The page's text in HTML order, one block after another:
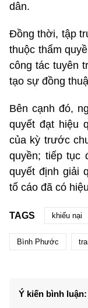
dân.
Đồng thời, tập
thuộc thẩm
công tác tuyên
tạo sự đồng
Bên cạnh đó,
quyết đạt hiệu
của kỳ trước
quyền; tiếp tục
quyết định giải
tố cáo đã có
TAGS khiếu nại
Bình Phước
Ý kiến bình luận: